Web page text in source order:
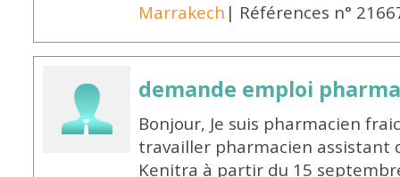
Marrakech | Références n°
demande emploi
Bonjour, Je suis pharmacien
travailler pharmacien assistant
Kenitra à partir du 15